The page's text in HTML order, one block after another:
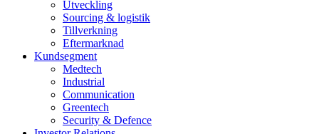
Utveckling
Sourcing & logistik
Tillverkning
Eftermarknad
Kundsegment
Medtech
Industrial
Communication
Greentech
Security & Defence